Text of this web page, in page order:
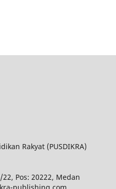
Rakyat (PUSDIKRA)
Pos: 20222, Medan